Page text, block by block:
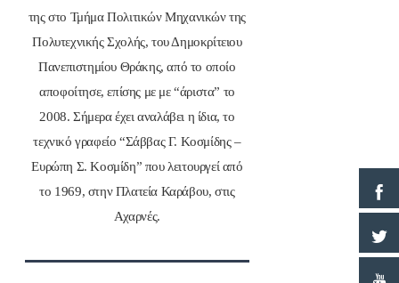
της στο Τμήμα Πολιτικών Μηχανικών της
Πολυτεχνικής Σχολής, του Δημοκρίτειου
Πανεπιστημίου Θράκης, από το οποίο
αποφοίτησε, επίσης με με “άριστα” το
2008. Σήμερα έχει αναλάβει η ίδια, το
τεχνικό γραφείο “Σάββας Γ. Κοσμίδης –
Ευρώπη Σ. Κοσμίδη” που λειτουργεί από
το 1969, στην Πλατεία Καράβου, στις
Αχαρνές.